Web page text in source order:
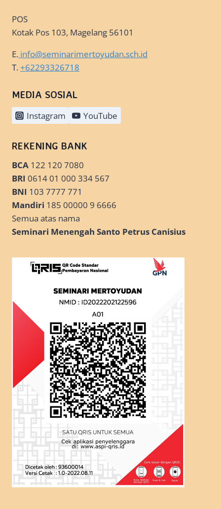
POS
Kotak Pos 103, Magelang 56101
E. info@seminarimertoyudan.sch.id
T.+62293326718
MEDIA SOSIAL
Instagram YouTube
REKENING BANK
BCA 122 120 7080
BRI 0614 01 000 334 567
BNI 103 7777 771
Mandiri 185 00000 9 6666
Semua atas nama
Seminari Menengah Santo Petrus Canisius